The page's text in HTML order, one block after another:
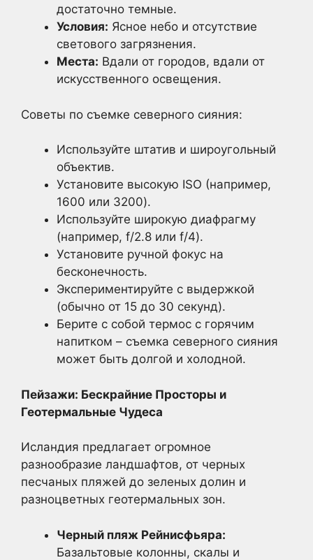
достаточно темные.
Условия: Ясное небо и отсутствие
светового загрязнения.
Места: Вдали от городов, вдали от
искусственного освещения.
Советы по съемке северного сияния:
Используйте штатив и широугольный
объектив.
Установите высокую ISO (например,
1600 или 3200).
Используйте широкую диафрагму
(например, f/2.8 или f/4).
Установите ручной фокус на
бесконечность.
Экспериментируйте с выдержкой
(обычно от 15 до 30 секунд).
Берите с собой термос с горячим
напитком – съемка северного сияния
может быть долгой и холодной.
Пейзажи: Бескрайние Просторы и
Геотермальные Чудеса
Исландия предлагает огромное
разнообразие ландшафтов, от черных
песчаных пляжей до зеленых долин и
разноцветных геотермальных зон.
Черный пляж Рейнисфьяра:
Базальтовые колонны, скалы и